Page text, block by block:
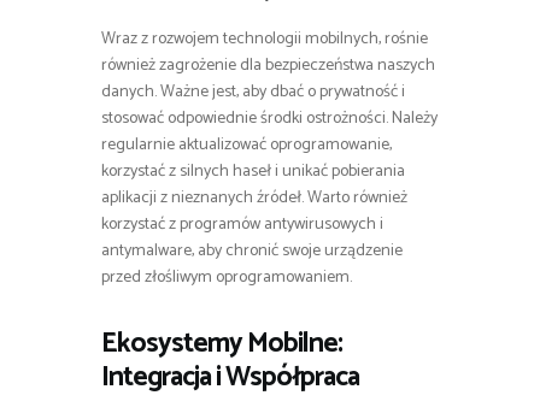
Wraz z rozwojem technologii mobilnych, rośnie
również zagrożenie dla bezpieczeństwa naszych
danych. Ważne jest, aby dbać o prywatność i
stosować odpowiednie środki ostrożności. Należy
regularnie aktualizować oprogramowanie,
korzystać z silnych haseł i unikać pobierania
aplikacji z nieznanych źródeł. Warto również
korzystać z programów antywirusowych i
antymalware, aby chronić swoje urządzenie
przed złośliwym oprogramowaniem.
Ekosystemy Mobilne:
Integracja i Współpraca